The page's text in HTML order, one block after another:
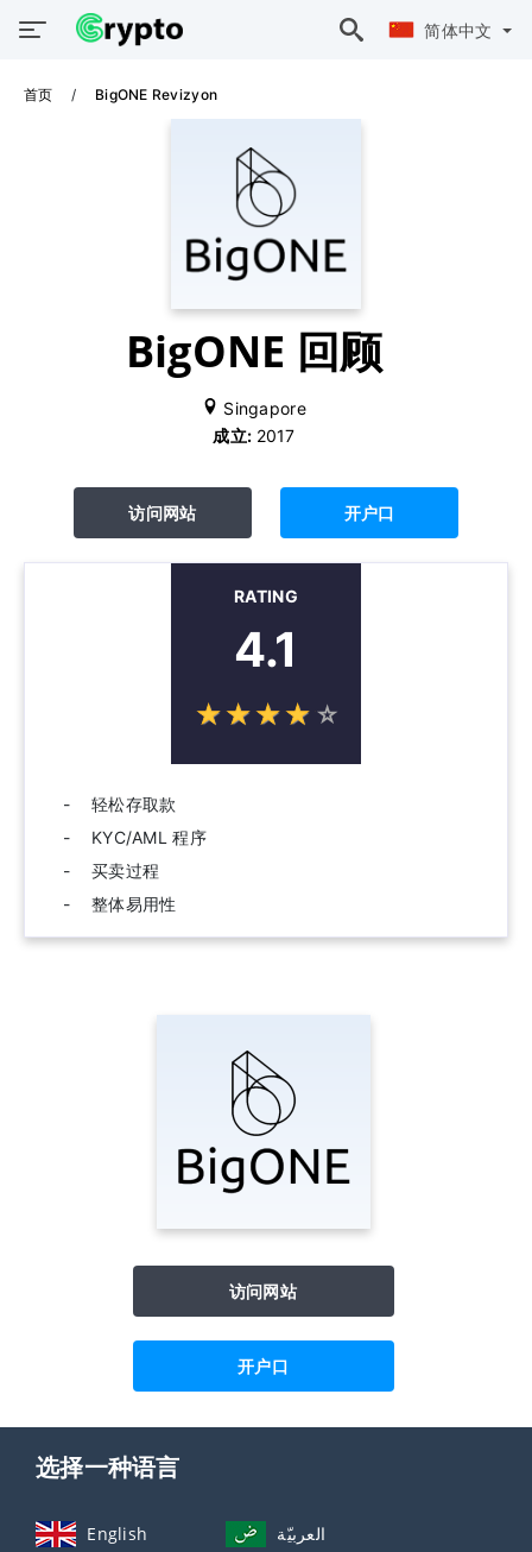
简体中文
首页 BigONE Revizyon
BigONE 回顾
Singapore
成立: 2017
访问网站 开户口
RATING
4.1
☆☆☆☆ ☆
★★★★ ★
轻松存取款
KYC/AML 程序
买卖过程
整体易用性
访问网站
开户口
选择一种语言
English العربيّة